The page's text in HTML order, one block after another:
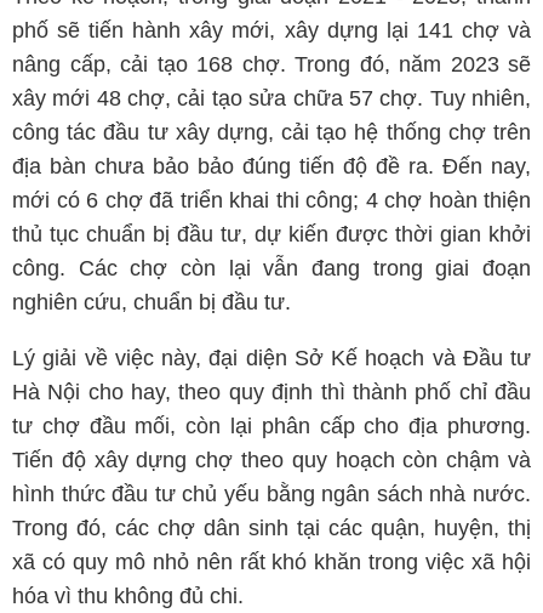
phố sẽ tiến hành xây mới, xây dựng lại 141 chợ và
nâng cấp, cải tạo 168 chợ. Trong đó, năm 2023 sẽ
xây mới 48 chợ, cải tạo sửa chữa 57 chợ. Tuy nhiên,
công tác đầu tư xây dựng, cải tạo hệ thống chợ trên
địa bàn chưa bảo bảo đúng tiến độ đề ra. Đến nay,
mới có 6 chợ đã triển khai thi công; 4 chợ hoàn thiện
thủ tục chuẩn bị đầu tư, dự kiến được thời gian khởi
công. Các chợ còn lại vẫn đang trong giai đoạn
nghiên cứu, chuẩn bị đầu tư.
Lý giải về việc này, đại diện Sở Kế hoạch và Đầu tư
Hà Nội cho hay, theo quy định thì thành phố chỉ đầu
tư chợ đầu mối, còn lại phân cấp cho địa phương.
Tiến độ xây dựng chợ theo quy hoạch còn chậm và
hình thức đầu tư chủ yếu bằng ngân sách nhà nước.
Trong đó, các chợ dân sinh tại các quận, huyện, thị
xã có quy mô nhỏ nên rất khó khăn trong việc xã hội
hóa vì thu không đủ chi.